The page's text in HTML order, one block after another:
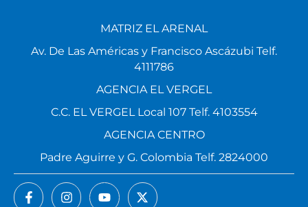
MATRIZ EL ARENAL
Av. De Las Américas y Francisco Ascázubi Telf.
4111786
AGENCIA EL VERGEL
C.C. EL VERGEL Local 107 Telf. 4103554
AGENCIA CENTRO
Padre Aguirre y G. Colombia Telf. 2824000